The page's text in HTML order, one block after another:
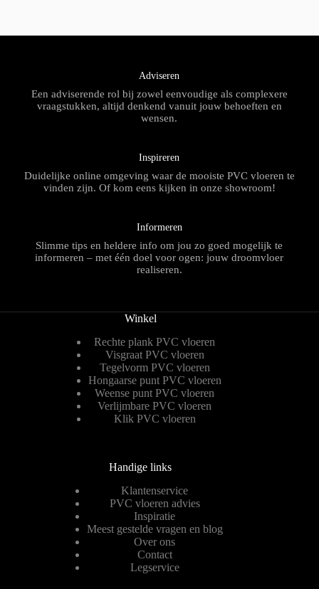
Adviseren
Een adviserende rol bij zowel eenvoudige als complexere
vraagstukken, altijd denkend vanuit jouw behoeften en
wensen.
Inspireren
Duidelijke online omgeving waar de mooiste PVC vloeren te
vinden zijn. Of kom eens kijken in onze showroom!
Informeren
Slimme tips en heldere info om jou zo goed mogelijk te
informeren – met één doel voor ogen: jouw droomvloer
realiseren.
Winkel
Rechte plank PVC vloeren
Visgraat PVC vloeren
Tegelvorm PVC vloeren
Hongaarse punt PVC vloeren
Weense punt PVC vloeren
Verlijmbare PVC vloeren
Klik PVC vloeren
Handige links
Klantenservice
PVC vloeren advies
Inspiratie
Meest gestelde vragen en blog
Over ons
Contact
Legservice